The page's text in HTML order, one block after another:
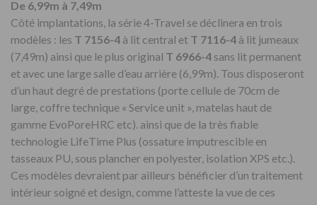
De 6,99m à 7,49m
Côté implantations, la série 4-Travel se déclinera en trois
modèles : les T 7156-4 à lit central et T 7116-4 à lit jumeaux
(7,49m) ainsi que le plus original T 6966-4 sans lit permanent
et avec une large salle d’eau arrière (6,99m). Tous disposeront
d’un haut degré de prestations (porte cellule de 70cm de
large, coffre technique « Service unit », matelas haut de
gamme EvoPoreHRC etc). ainsi que de la très fiable
technologie LifeTime Plus (ossature imputrescible en
tasseaux PU, sous plancher en polyester, isolation XPS etc.).
Ces modèles devraient par ailleurs bénéficier d’un traitement
intérieur soigné et design, comme l’atteste la vue de ces